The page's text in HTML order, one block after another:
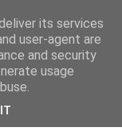
its services
user-agent are
and security
usage